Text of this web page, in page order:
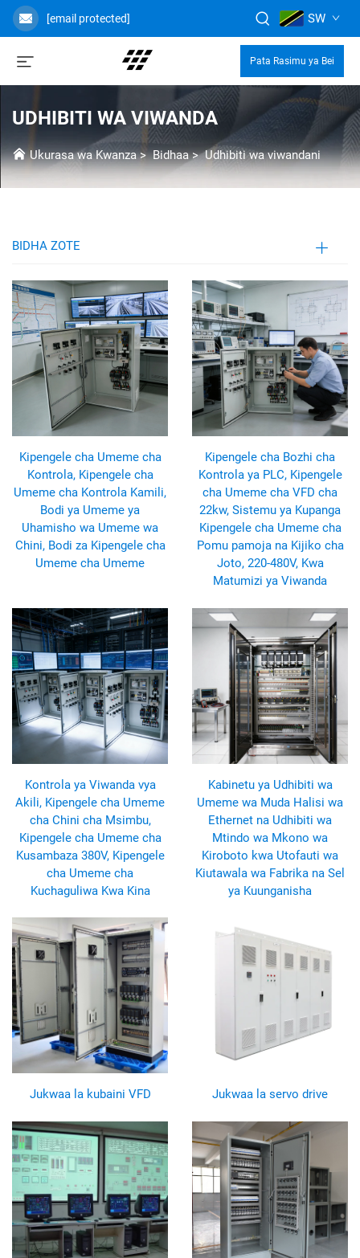
[email protected] SW
Pata Rasimu ya Bei
UDHIBITI WA VIWANDA
Ukurasa wa Kwanza>Bidhaa>Udhibiti wa viwandani
BIDHA ZOTE
Kipengele cha Umeme cha
Kontrola, Kipengele cha
Umeme cha Kontrola Kamili,
Bodi ya Umeme ya
Uhamisho wa Umeme wa
Chini, Bodi za Kipengele cha
Umeme cha Umeme
Kipengele cha Bozhi cha
Kontrola ya PLC, Kipengele
cha Umeme cha VFD cha
22kw, Sistemu ya Kupanga
Kipengele cha Umeme cha
Pomu pamoja na Kijiko cha
Joto, 220-480V, Kwa
Matumizi ya Viwanda
Kontrola ya Viwanda vya
Akili, Kipengele cha Umeme
cha Chini cha Msimbu,
Kipengele cha Umeme cha
Kusambaza 380V, Kipengele
cha Umeme cha
Kuchaguliwa Kwa Kina
Kabinetu ya Udhibiti wa
Umeme wa Muda Halisi wa
Ethernet na Udhibiti wa
Mtindo wa Mkono wa
Kiroboto kwa Utofauti wa
Kiutawala wa Fabrika na Sel
ya Kuunganisha
Jukwaa la kubaini VFD Jukwaa la servo drive